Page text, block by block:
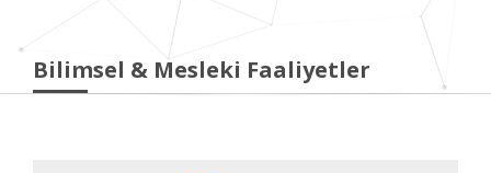
Bilimsel & Mesleki Faaliyetler